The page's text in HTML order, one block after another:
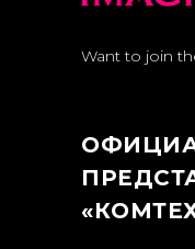
Want to join